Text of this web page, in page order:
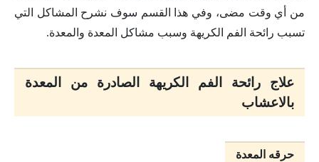
من أي وقت مضى، وفي هذا القسم سوف نشرح المشاكل التي
تسبب رائحة الفم الكريهة وسبب مشاكل المعدة والمعدة.
علاج رائحة الفم الكريهة الصادرة من المعدة
بالاعشاب
حرقه المعدة